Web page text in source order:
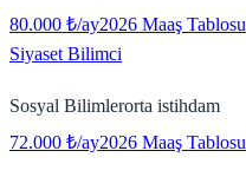
80.000 ₺/ay2026 Maaş Tablosu
Siyaset Bilimci
Sosyal Bilimlerorta istihdam
72.000 ₺/ay2026 Maaş Tablosu